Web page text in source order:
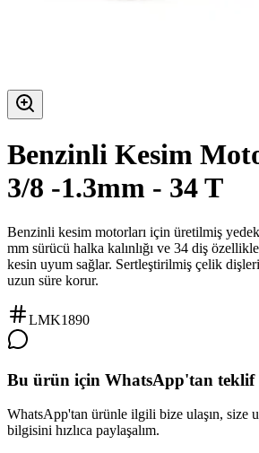
Benzinli Kesim
3/8 -1.3mm - 34 T
Benzinli kesim motorları için üretilmiş
mm sürücü halka kalınlığı ve 34 diş
kesin uyum sağlar. Sertleştirilmiş çelik
uzun süre korur.
LMK1890
Bu ürün için WhatsApp'tan teklif
WhatsApp'tan ürünle ilgili bize ulaşın, size
bilgisini hızlıca paylaşalım.